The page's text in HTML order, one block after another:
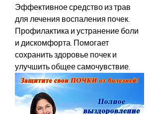
Эффективное средство из трав
для лечения воспаления почек.
Профилактика и устранение боли
и дискомфорта. Помогает
сохранить здоровье почек и
улучшить общее самочувствие.